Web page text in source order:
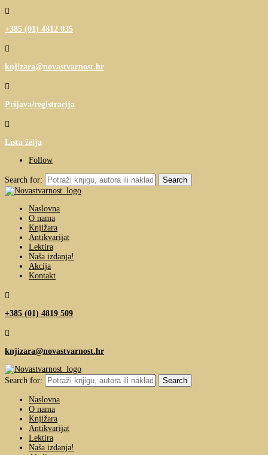

+385 (01) 4812 035

knjizara@novastvarnost.hr

Prijava/registracija

Lista želja
Follow
Search for:
Naslovna
O nama
Knjižara
Antikvarijat
Lektira
Naša izdanja!
Akcija
Kontakt

+385 (01) 4819 509

knjizara@novastvarnost.hr
Search for:
Naslovna
O nama
Knjižara
Antikvarijat
Lektira
Naša izdanja!